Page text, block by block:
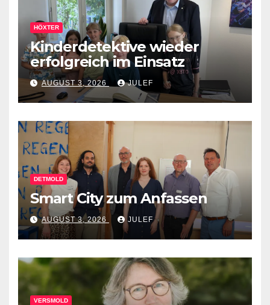
HÖXTER
Kinderdetektive wieder
erfolgreich im Einsatz
AUGUST 3, 2026 JULEF
DETMOLD
Smart City zum Anfassen
AUGUST 3, 2026 JULEF
VERSMOLD